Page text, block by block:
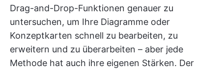
Drag-and-Drop-Funktionen genauer zu
untersuchen, um Ihre Diagramme oder
Konzeptkarten schnell zu bearbeiten, zu
erweitern und zu überarbeiten – aber jede
Methode hat auch ihre eigenen Stärken. Der